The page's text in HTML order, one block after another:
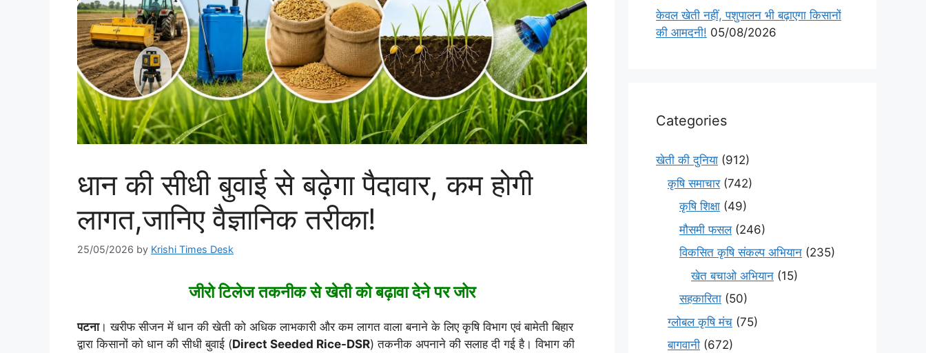
धान की सीधी बुवाई से बढ़ेगा पैदावार, कम होगी
लागत,जानिए वैज्ञानिक तरीका!
25/05/2026 by Krishi Times Desk
जीरो टिलेज तकनीक से खेती को बढ़ावा देने पर जोर
पटना। खरीफ सीजन में धान की खेती को अधिक लाभकारी और कम लागत वाला बनाने के लिए कृषि विभाग एवं बामेती बिहार
द्वारा किसानों को धान की सीधी बुवाई (Direct Seeded Rice-DSR) तकनीक अपनाने की सलाह दी गई है। विभाग की
केवल खेती नहीं, पशुपालन भी बढ़ाएगा किसानों
की आमदनी! 05/08/2026
Categories
खेती की दुनिया (912)
कृषि समाचार(742)
कृषि शिक्षा (49)
मौसमी फसल(246)
विकसित कृषि संकल्प अभियान (235)
खेत बचाओ अभियान (15)
सहकारिता (50)
ग्लोबल कृषि मंच (75)
बागवानी (672)